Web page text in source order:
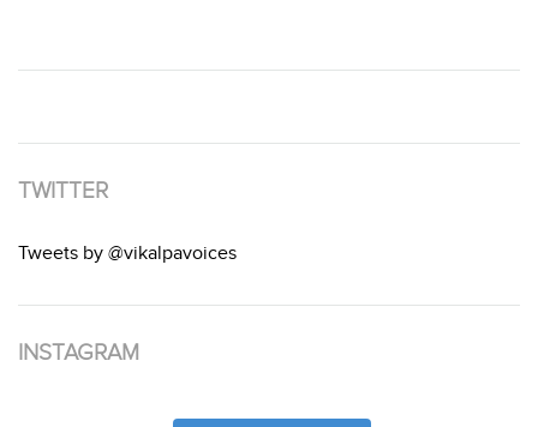
TWITTER
Tweets by @vikalpavoices
INSTAGRAM